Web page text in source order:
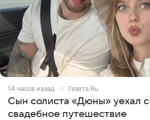
14 часов назад Газета.Ru
Сын солиста «Дюны» уехал
свадебное путешествие